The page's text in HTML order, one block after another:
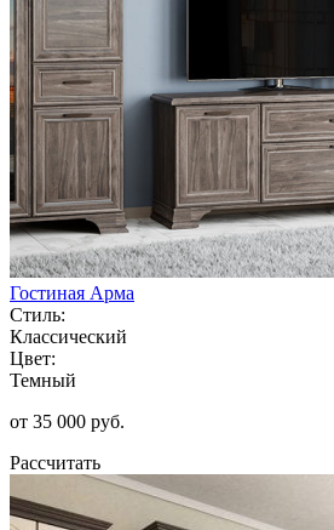
Гостиная Арма
Стиль:
Классический
Цвет:
Темный
от 35 000 руб.
Рассчитать